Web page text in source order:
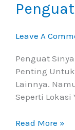
Leave A
Penguat
Penting
Lainnya.
Seperti
GSM,
3G,
Jenis
Alat
Penguat
Sinyal
HP
Tersedia
Read More »